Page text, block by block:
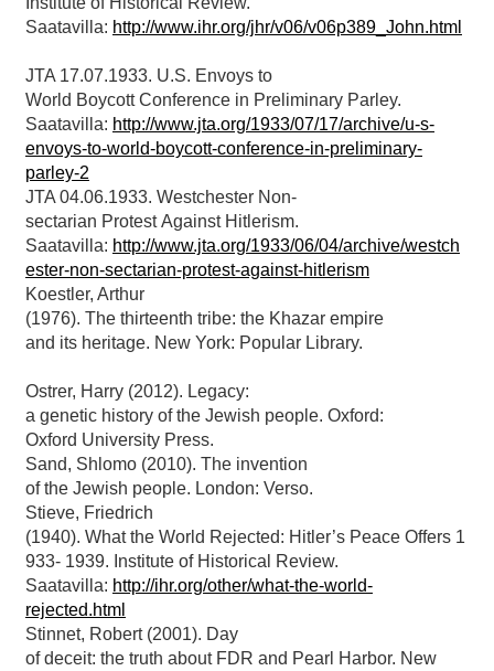
Saatavilla: http://www.ihr.org/jhr/v06/v06p389_John.html
JTA 17.07.1933. U.S. Envoys to
World Boycott Conference in Preliminary Parley.
Saatavilla: http://www.jta.org/1933/07/17/archive/u-s-
envoys-to-world-boycott-conference-in-preliminary-
parley-2
JTA 04.06.1933. Westchester Non-
sectarian Protest Against Hitlerism.
Saatavilla: http://www.jta.org/1933/06/04/archive/westch
ester-non-sectarian-protest-against-hitlerism
Koestler, Arthur
(1976). The thirteenth tribe: the Khazar empire
and its heritage. New York: Popular Library.
Ostrer, Harry (2012). Legacy:
a genetic history of the Jewish people. Oxford:
Oxford University Press.
Sand, Shlomo (2010). The invention
of the Jewish people. London: Verso.
Stieve, Friedrich
(1940). What the World Rejected: Hitler’s Peace Offers 1
933- 1939. Institute of Historical Review.
Saatavilla: http://ihr.org/other/what-the-world-
rejected.html
Stinnet, Robert (2001). Day
of deceit: the truth about FDR and Pearl Harbor. New